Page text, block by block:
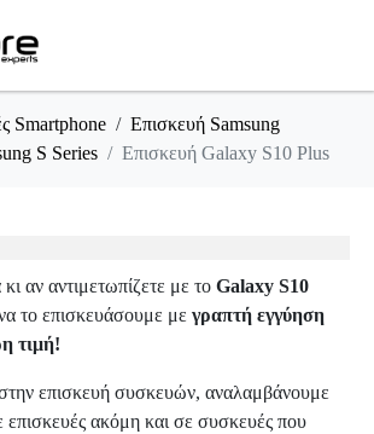
Smartphone
Επισκευή Samsung
S Series
Επισκευή Galaxy S10 Plus
αν αντιμετωπίζετε με το Galaxy S10
το επισκευάσουμε με γραπτή εγγύηση
τιμή!
επισκευή συσκευών, αναλαμβάνουμε
επισκευές ακόμη και σε συσκευές που